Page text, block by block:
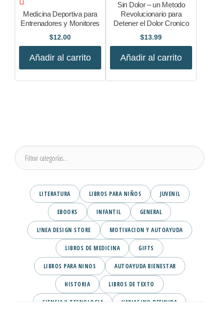
Medicina Deportiva para
Entrenadores y Monitores
$12.00
Añadir al carrito
Sin Dolor – un Metodo
Revolucionario para
Detener el Dolor Cronico
$13.99
Añadir al carrito
LITERATURA LIBROS PARA NIÑOS JUVENIL
EBOOKS INFANTIL GENERAL
L!NEA DESIGN STORE MOTIVACION Y AUTOAYUDA
LIBROS DE MEDICINA GIFTS
LIBROS PARA NINOS AUTOAYUDA BIENESTAR
HISTORIA LIBROS DE TEXTO
CIENCIA Y TECNOLOGIA VARIAS/NO DEFINIDA